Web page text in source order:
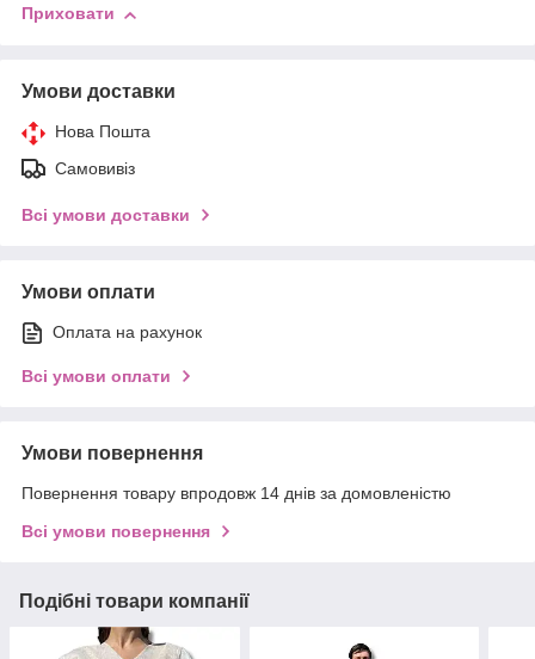
Приховати
Умови доставки
Нова Пошта
Самовивіз
Всі умови доставки
Умови оплати
Оплата на рахунок
Всі умови оплати
Умови повернення
Повернення товару впродовж 14 днів за домовленістю
Всі умови повернення
Подібні товари компанії